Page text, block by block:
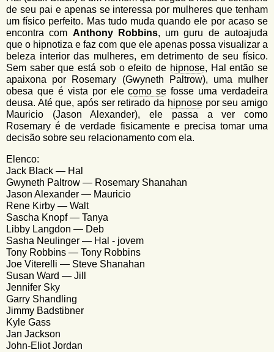
á
r
i
o
d
e
b
u
s
c
a
o
l
f
i
n
h
o
de seu pai e apenas se interessa por mulheres que tenham
um físico perfeito. Mas tudo muda quando ele por acaso se
encontra com Anthony Robbins, um guru de autoajuda
que o hipnotiza e faz com que ele apenas possa visualizar a
beleza interior das mulheres, em detrimento de seu físico.
Sem saber que está sob o efeito de hipnose, Hal então se
apaixona por Rosemary (Gwyneth Paltrow), uma mulher
obesa que é vista por elecomo se fosse uma verdadeira
deusa. Até que, após ser retirado da hipnosepor seu amigo
Mauricio (Jason Alexander), ele passa a ver como
Rosemary é de verdade fisicamente e precisa tomar uma
decisão sobre seu relacionamento com ela.
Elenco:
Jack Black — Hal
Gwyneth Paltrow — Rosemary Shanahan
Jason Alexander — Mauricio
Rene Kirby — Walt
Sascha Knopf — Tanya
Libby Langdon — Deb
Sasha Neulinger — Hal - jovem
Tony Robbins — Tony Robbins
Joe Viterelli — Steve Shanahan
Susan Ward — Jill
Jennifer Sky
Garry Shandling
Jimmy Badstibner
Kyle Gass
Jan Jackson
John-Eliot Jordan